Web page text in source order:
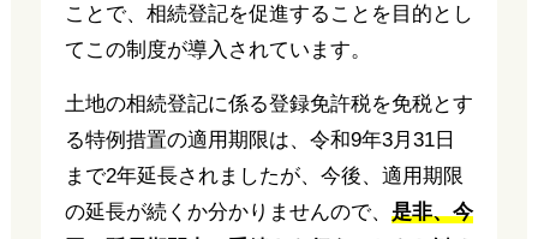
ことで、相続登記を促進することを目的とし
てこの制度が導入されています。
土地の相続登記に係る登録免許税を免税とす
る特例措置の適用期限は、令和9年3月31日
まで2年延長されましたが、今後、適用期限
の延長が続くか分かりませんので、 是非、今